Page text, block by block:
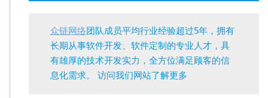
众链网络团队成员平均行业经验超过5年，拥有
长期从事软件开发、软件定制的专业人才，具
有雄厚的技术开发实力，全方位满足顾客的信
息化需求。 访问我们网站了解更多